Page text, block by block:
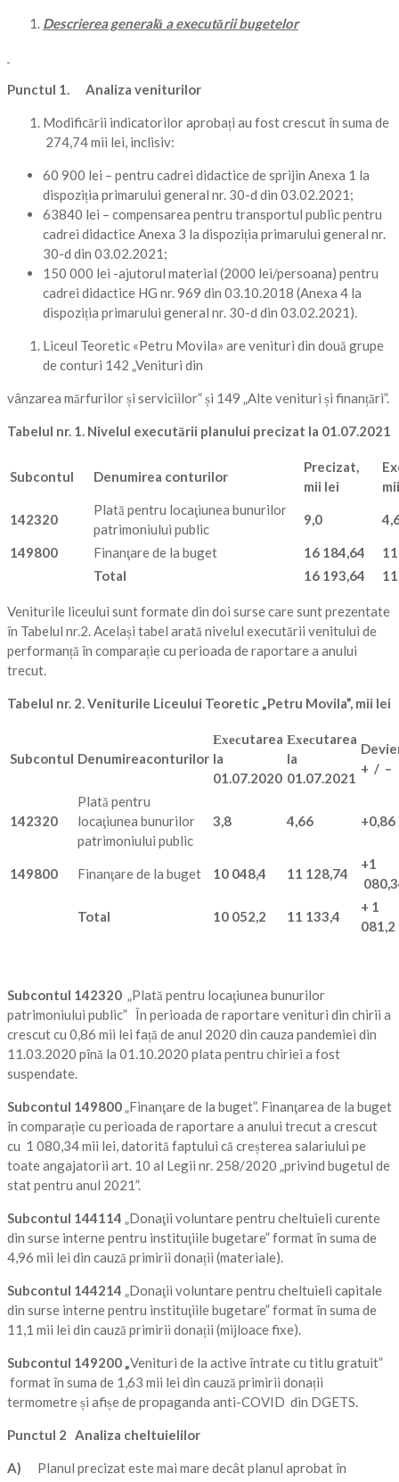
Descrierea generală a executării bugetelor
Punctul 1. Analiza veniturilor
Modificării indicatorilor aprobați au fost crescut în suma de
274,74 mii lei, inclisiv:
60 900 lei – pentru cadrei didactice de sprijin Anexa 1 la
dispoziția primarului general nr. 30-d din 03.02.2021;
63840 lei – compensarea pentru transportul public pentru
cadrei didactice Anexa 3 la dispoziția primarului general nr.
30-d din 03.02.2021;
150 000 lei -ajutorul material (2000 lei/persoana) pentru
cadrei didactice HG nr. 969 din 03.10.2018 (Anexa 4 la
dispoziția primarului general nr. 30-d din 03.02.2021).
Liceul Teoretic «Petru Movila» are venituri din două grupe
de conturi 142 „Venituri din
vânzarea mărfurilor și serviciilor” și 149 „Alte venituri și finanțări”.
Tabelul nr. 1. Nivelul executării planului precizat la 01.07.2021
Subcontul Denumirea conturilor
Precizat,
mii lei
142320
Plată pentru locaţiunea bunurilor
patrimoniului public
9,0
149800 Finanţare de la buget 16 184,64
Total
16 193,64
Veniturile liceului sunt formate din doi surse care sunt prezentate
în Tabelul nr.2. Același tabel arată nivelul executării venitului de
performanță în comparație cu perioada de raportare a anului
trecut.
Tabelul nr. 2.Veniturile Liceului Teoretic „Petru Movila”, mii lei
Subcontul Denumireaconturilor
Ехесutarea
la
01.07.2020
Ехесutarea
la
01.07.2021
+ / –
142320
Plată pentru
locaţiunea bunurilor
patrimoniului public
3,8 4,66 +0,86
149800 Finanţare de la buget 10 048,4 11 128,74
+1
080,3
Total 10 052,2 11 133,4
+ 1
081,2
Subcontul 142320 „Plată pentru locaţiunea bunurilor
patrimoniului public” În perioada de raportare venituri din chirii a
crescut cu 0,86 mii lei față de anul 2020 din cauza pandemiei din
11.03.2020 pînă la 01.10.2020 plata pentru chiriei a fost
suspendate.
Subcontul 149800„Finanţare de la buget”. Finanţarea de la buget
în comparație cu perioada de raportare a anului trecut a crescut
cu 1 080,34 mii lei, datorită faptului că creșterea salariului pe
toate angajatorii art. 10 al Legii nr. 258/2020 „privind bugetul de
stat pentru anul 2021”.
Subcontul 144114 „Donaţii voluntare pentru cheltuieli curente
din surse interne pentru instituţiile bugetare” format în suma de
4,96 mii lei din cauză primirii donații (materiale).
Subcontul 144214 „Donaţii voluntare pentru cheltuieli capitale
din surse interne pentru instituţiile bugetare” format în suma de
11,1 mii lei din cauză primirii donații (mijloace fixe).
Subcontul 149200 „Venituri de la active întrate cu titlu gratuit”
format în suma de 1,63 mii lei din cauză primirii donații
termometre și afișe de propaganda anti-COVID din DGETS.
Punctul 2 Analiza cheltuielilor
A) Planul precizat este mai mare decât planul aprobat în